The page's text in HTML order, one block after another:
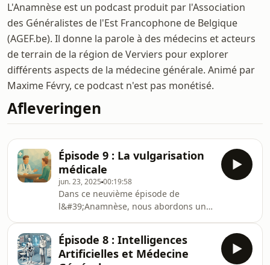
L'Anamnèse est un podcast produit par l'Association
des Généralistes de l'Est Francophone de Belgique
(AGEF.be). Il donne la parole à des médecins et acteurs
de terrain de la région de Verviers pour explorer
différents aspects de la médecine générale. Animé par
Maxime Févry, ce podcast n'est pas monétisé.
Afleveringen
Épisode 9 : La vulgarisation
médicale
jun. 23, 2025 00:19:58
Dans ce neuvième épisode de
l&#39;Anamnèse, nous abordons un
pourtant cruciale dans la relation
entre un médecin et ses patients ainsi
que dans la bonne compréhension du
Épisode 8 : Intelligences
Artificielles et Médecine